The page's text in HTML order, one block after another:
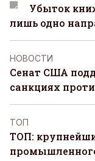
Убыток
лишь одно
НОВОСТИ
Сенат США
санкциях
ТОП
ТОП: